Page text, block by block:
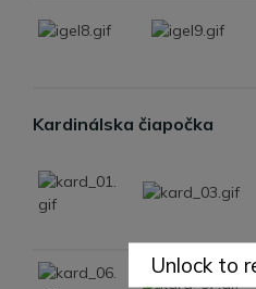
Kardinálska čiapočka
Unlock to